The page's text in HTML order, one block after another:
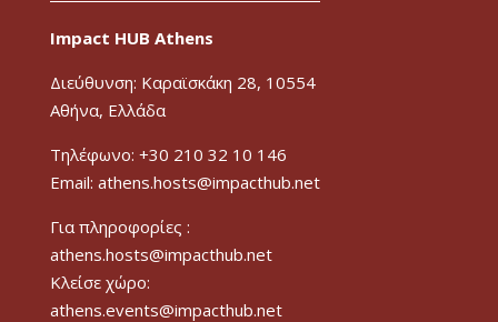
Impact HUB Athens
Διεύθυνση: Καραϊσκάκη 28, 10554
Αθήνα, Ελλάδα
Τηλέφωνο: +30 210 32 10 146
Email: athens.hosts@impacthub.net
Για πληροφορίες :
athens.hosts@impacthub.net
Κλείσε χώρο:
athens.events@impacthub.net